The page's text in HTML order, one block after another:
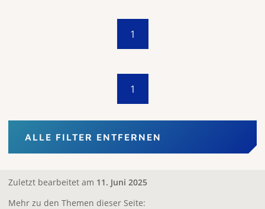
1
1
ALLE FILTER ENTFERNEN
Zuletzt bearbeitet am 11. Juni 2025
Mehr zu den Themen dieser Seite: